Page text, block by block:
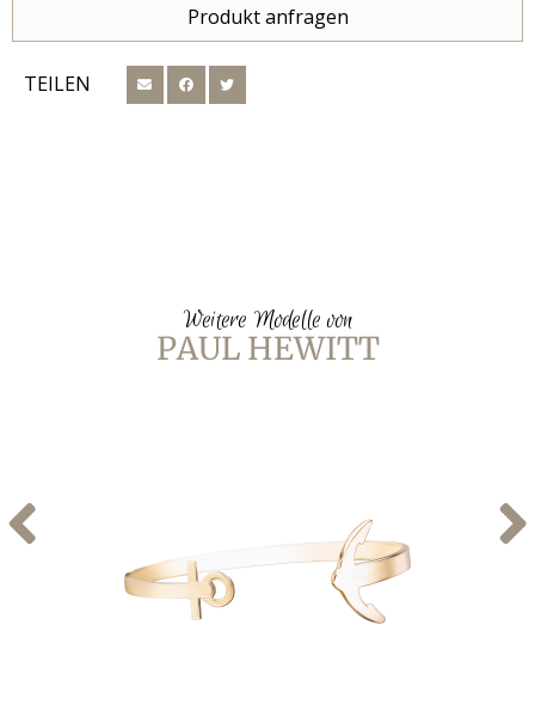
Produkt anfragen
TEILEN
Weitere Modelle von
PAUL HEWITT